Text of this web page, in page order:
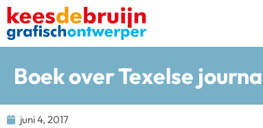
Ga
naar
de
Boek over Texelse
juni 4, 2017